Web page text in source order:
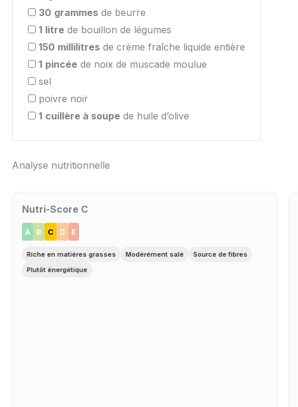
30 grammes de beurre
1 litre de bouillon de légumes
150 millilitres de crème fraîche liquide entière
1 pincée de noix de muscade moulue
sel
poivre noir
1 cuillère à soupe de huile d’olive
Analyse nutritionnelle
Nutri-Score C
A B C D E
Riche en matières grasses Modérément salé
Source de fibres
Plutôt énergétique